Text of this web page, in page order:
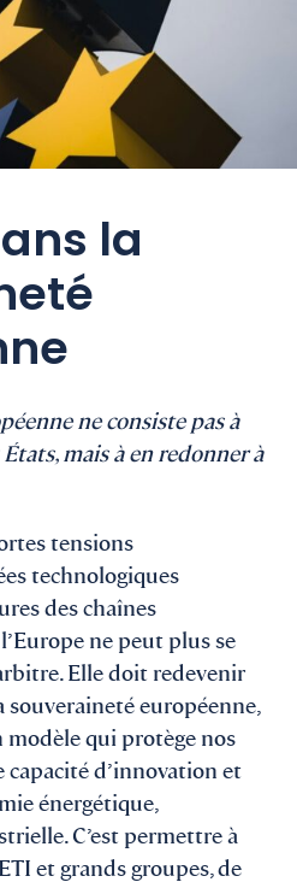
la
ne consiste pas à
mais à en redonner à
tensions
technologiques
des chaînes
ne peut plus se
Elle doit redevenir
souveraineté européenne,
modèle qui protège nos
capacité d’innovation et
énergétique,
C’est permettre à
et grands groupes, de